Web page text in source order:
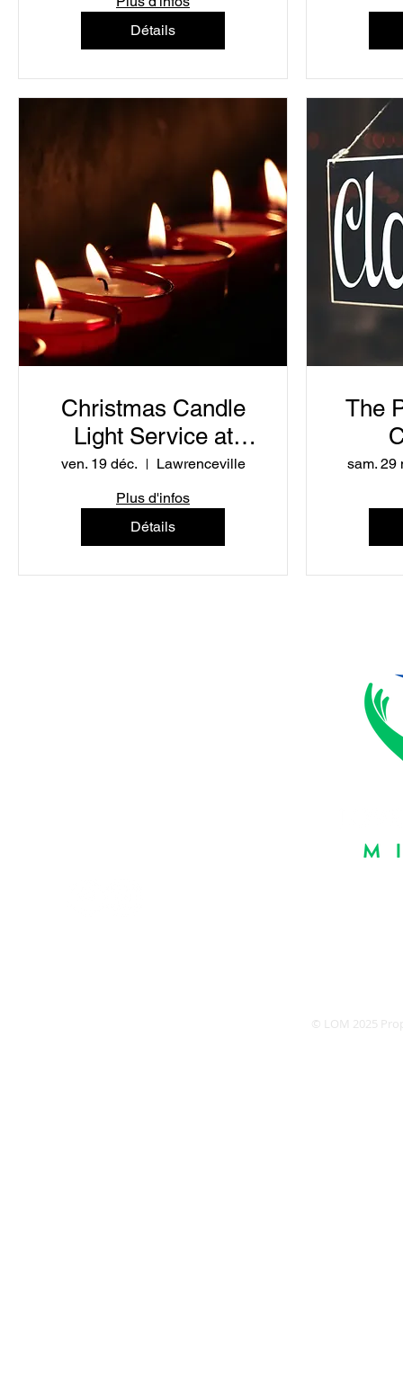
Détails
Christmas Candle
Light Service at
Global Outreach
Church
ven. 19 déc.
Lawrenceville
Plus d'infos
Détails
The
sam. 29
© LOM 2025